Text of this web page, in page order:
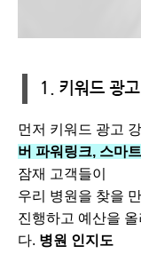
먼저 키워드 광고
버 파워링크, 스마
잠재 고객들이
우리 병원을 찾을
진행하고 예산을
다. 병원 인지도